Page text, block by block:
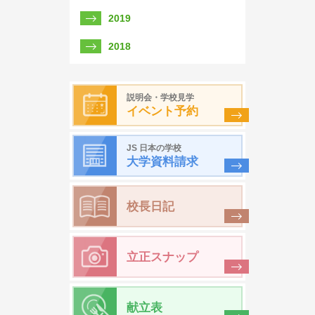
2019
2018
説明会・学校見学
イベント予約
JS 日本の学校
大学資料請求
校長日記
立正スナップ
献立表